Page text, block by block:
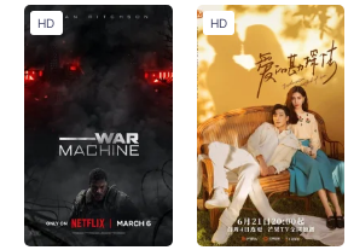
HD HD